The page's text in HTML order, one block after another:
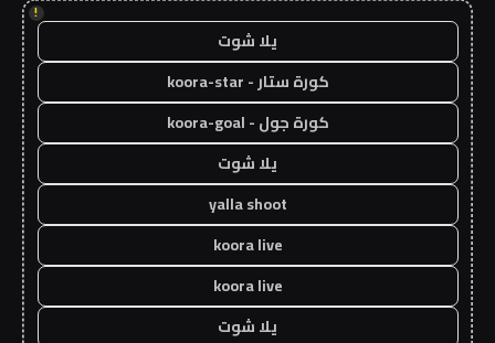
!
يلا شوت
كورة ستار - koora-star
كورة جول - koora-goal
يلا شوت
yalla shoot
koora live
koora live
يلا شوت